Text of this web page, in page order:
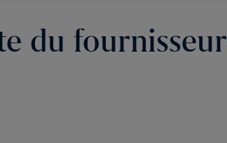
du fournisseur